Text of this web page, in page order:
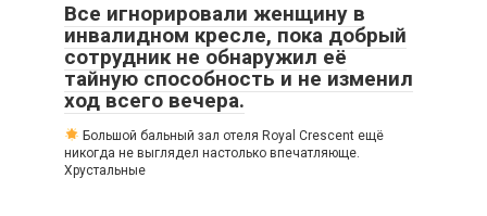
Все игнорировали женщину в
инвалидном кресле, пока добрый
сотрудник не обнаружил её
тайную способность и не изменил
ход всего вечера.
Большой бальный зал отеля Royal Crescent ещё
никогда не выглядел настолько впечатляюще.
Хрустальные